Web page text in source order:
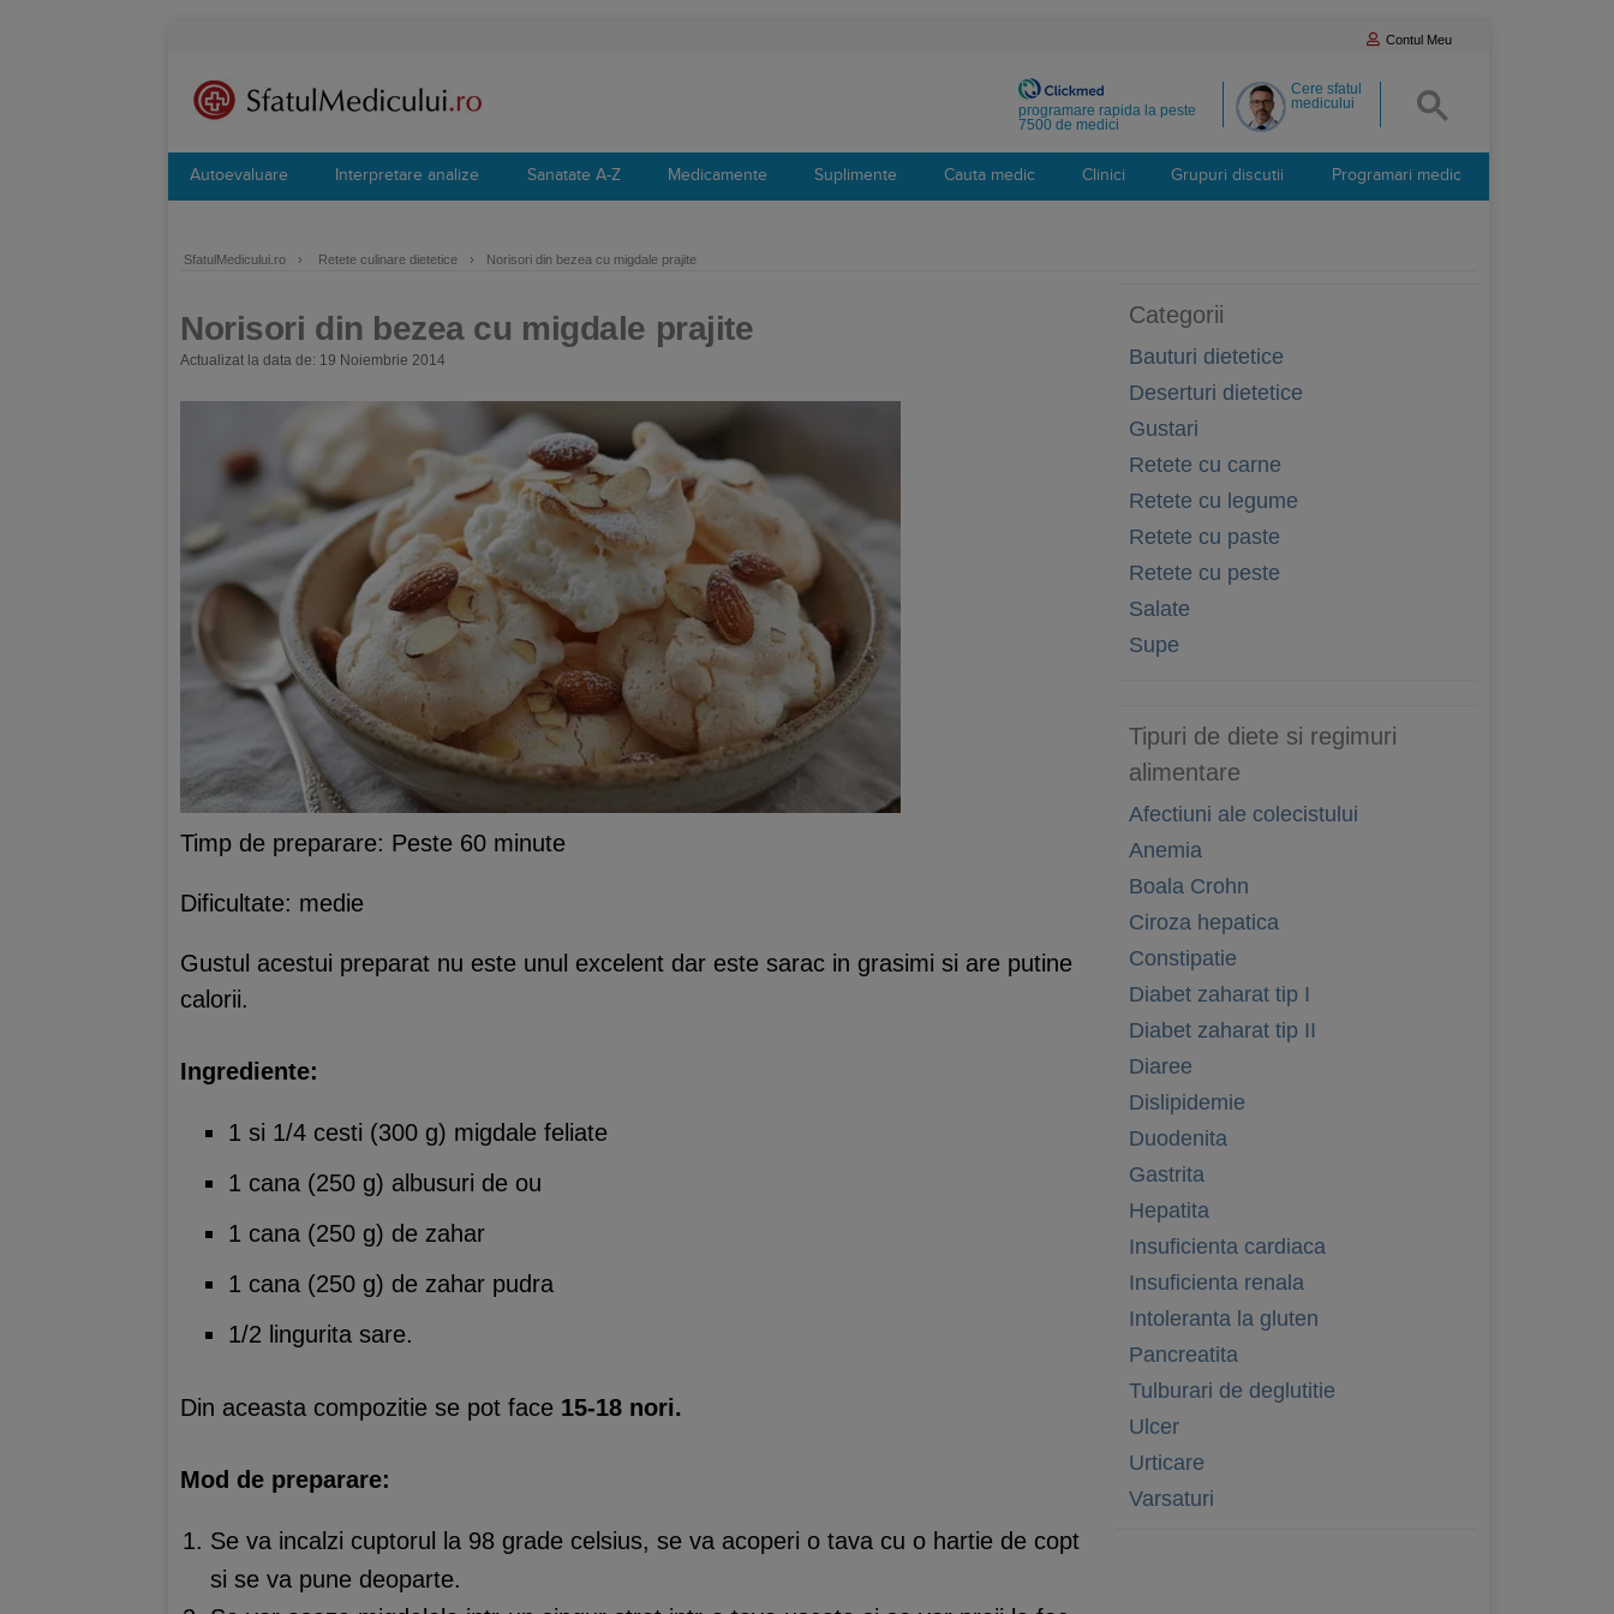
Contul Meu
Cere sfatul
medicului
programare rapida la peste
7500 de medici
Autoevaluare Interpretare analize Sanatate A-Z Medicamente Suplimente Cauta medic Clinici Grupuri discutii Programari medic
SfatulMedicului.ro › Retete culinare dietetice › Norisori din bezea cu migdale prajite
Norisori din bezea cu migdale prajite
Actualizat la data de: 19 Noiembrie 2014
Timp de preparare: Peste 60 minute
Dificultate: medie
Gustul acestui preparat nu este unul excelent dar este sarac in grasimi si are putine
calorii.
Ingrediente:
1 si 1/4 cesti (300 g) migdale feliate
1 cana (250 g) albusuri de ou
1 cana (250 g) de zahar
1 cana (250 g) de zahar pudra
1/2 lingurita sare.
Din aceasta compozitie se pot face 15-18 nori.
Mod de preparare:
Se va incalzi cuptorul la 98 grade celsius, se va acoperi o tava cu o hartie de copt
si se va pune deoparte.
Categorii
Bauturi dietetice
Deserturi dietetice
Gustari
Retete cu carne
Retete cu legume
Retete cu paste
Retete cu peste
Salate
Supe
Tipuri de diete si regimuri
alimentare
Afectiuni ale colecistului
Anemia
Boala Crohn
Ciroza hepatica
Constipatie
Diabet zaharat tip I
Diabet zaharat tip II
Diaree
Dislipidemie
Duodenita
Gastrita
Hepatita
Insuficienta cardiaca
Insuficienta renala
Intoleranta la gluten
Pancreatita
Tulburari de deglutitie
Ulcer
Urticare
Varsaturi